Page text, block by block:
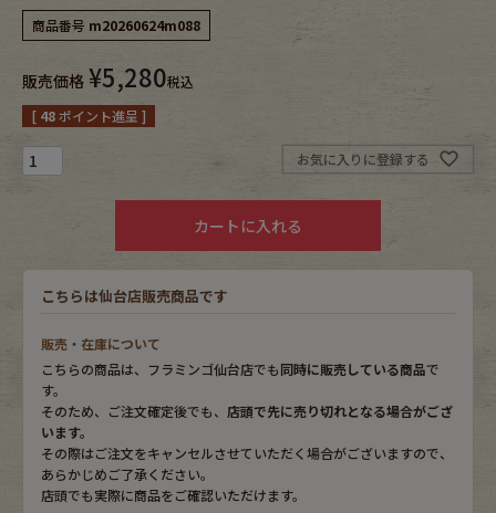
Tops
Outer
Fafatt
小物・アクセサリーから探す
Eye Wear Cap
Accessory Shoes
Belt
Keyring vintage bicycle
商品番号 m20260624m088
販売価格 ¥5,280税込
[ 48ポイント進呈 ]
お気に入りに登録する
カートに入れる
こちらは仙台店販売商品です
販売・在庫について
こちらの商品は、フラミンゴ仙台店でも同時に販売している商品で
す。
そのため、ご注文確定後でも、 店頭で先に売り切れとなる場合がござ
います。
その際はご注文をキャンセルさせていただく場合がございますので、
あらかじめご了承ください。
店頭でも実際に商品をご確認いただけます。